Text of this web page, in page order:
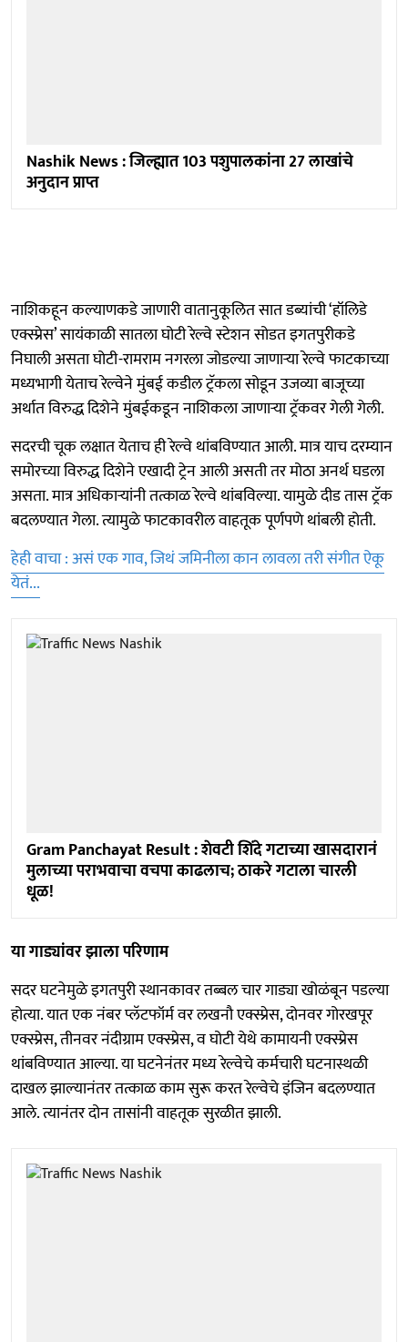
Nashik News : जिल्ह्यात 103 पशुपालकांना 27 लाखांचे
अनुदान प्राप्त
नाशिकहून कल्याणकडे जाणारी वातानुकूलित सात डब्यांची ‘हॉलिडे
एक्स्प्रेस’ सायंकाळी सातला घोटी रेल्वे स्टेशन सोडत इगतपुरीकडे
निघाली असता घोटी-रामराम नगरला जोडल्या जाणाऱ्या रेल्वे फाटकाच्या
मध्यभागी येताच रेल्वेने मुंबई कडील ट्रॅकला सोडून उजव्या बाजूच्या
अर्थात विरुद्ध दिशेने मुंबईकडून नाशिकला जाणाऱ्या ट्रॅकवर गेली गेली.
सदरची चूक लक्षात येताच ही रेल्वे थांबविण्यात आली. मात्र याच दरम्यान
समोरच्या विरुद्ध दिशेने एखादी ट्रेन आली असती तर मोठा अनर्थ घडला
असता. मात्र अधिकाऱ्यांनी तत्काळ रेल्वे थांबविल्या. यामुळे दीड तास ट्रॅक
बदलण्यात गेला. त्यामुळे फाटकावरील वाहतूक पूर्णपणे थांबली होती.
हेही वाचा : असं एक गाव, जिथं जमिनीला कान लावला तरी संगीत ऐकू
येतं...
Gram Panchayat Result : शेवटी शिंदे गटाच्या खासदारानं
मुलाच्या पराभवाचा वचपा काढलाच; ठाकरे गटाला चारली
धूळ!
या गाड्यांवर झाला परिणाम
सदर घटनेमुळे इगतपुरी स्थानकावर तब्बल चार गाड्या खोळंबून पडल्या
होत्या. यात एक नंबर प्लॅटफॉर्म वर लखनौ एक्स्प्रेस, दोनवर गोरखपूर
एक्स्प्रेस, तीनवर नंदीग्राम एक्स्प्रेस, व घोटी येथे कामायनी एक्स्प्रेस
थांबविण्यात आल्या. या घटनेनंतर मध्य रेल्वेचे कर्मचारी घटनास्थळी
दाखल झाल्यानंतर तत्काळ काम सुरू करत रेल्वेचे इंजिन बदलण्यात
आले. त्यानंतर दोन तासांनी वाहतूक सुरळीत झाली.